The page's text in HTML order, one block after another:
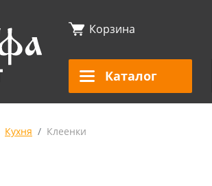
Корзина
Каталог
Кухня Клеенки